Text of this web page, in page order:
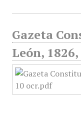
Gazeta
León,